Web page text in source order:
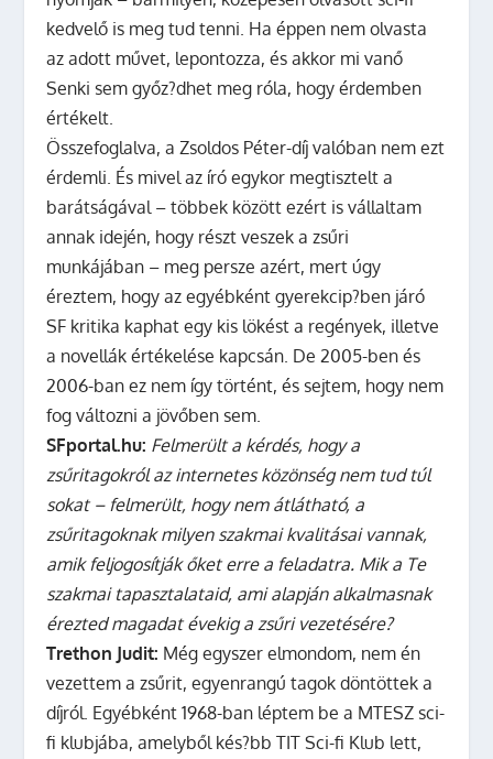
kedvelő is meg tud tenni. Ha éppen nem olvasta
az adott művet, lepontozza, és akkor mi vanő
Senki sem győz?dhet meg róla, hogy érdemben
értékelt.
Összefoglalva, a Zsoldos Péter-díj valóban nem ezt
érdemli. És mivel az író egykor megtisztelt a
barátságával – többek között ezért is vállaltam
annak idején, hogy részt veszek a zsűri
munkájában – meg persze azért, mert úgy
éreztem, hogy az egyébként gyerekcip?ben járó
SF kritika kaphat egy kis lökést a regények, illetve
a novellák értékelése kapcsán. De 2005-ben és
2006-ban ez nem így történt, és sejtem, hogy nem
fog változni a jövőben sem.
SFportal.hu: Felmerült a kérdés, hogy a
zsűritagokról az internetes közönség nem tud túl
sokat – felmerült, hogy nem átlátható, a
zsűritagoknak milyen szakmai kvalitásai vannak,
amik feljogosítják őket erre a feladatra. Mik a Te
szakmai tapasztalataid, ami alapján alkalmasnak
érezted magadat évekig a zsűri vezetésére?
Trethon Judit: Még egyszer elmondom, nem én
vezettem a zsűrit, egyenrangú tagok döntöttek a
díjról. Egyébként 1968-ban léptem be a MTESZ sci-
fi klubjába, amelyből kés?bb TIT Sci-fi Klub lett,